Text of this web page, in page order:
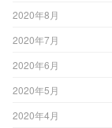
2020年8月
2020年7月
2020年6月
2020年5月
2020年4月